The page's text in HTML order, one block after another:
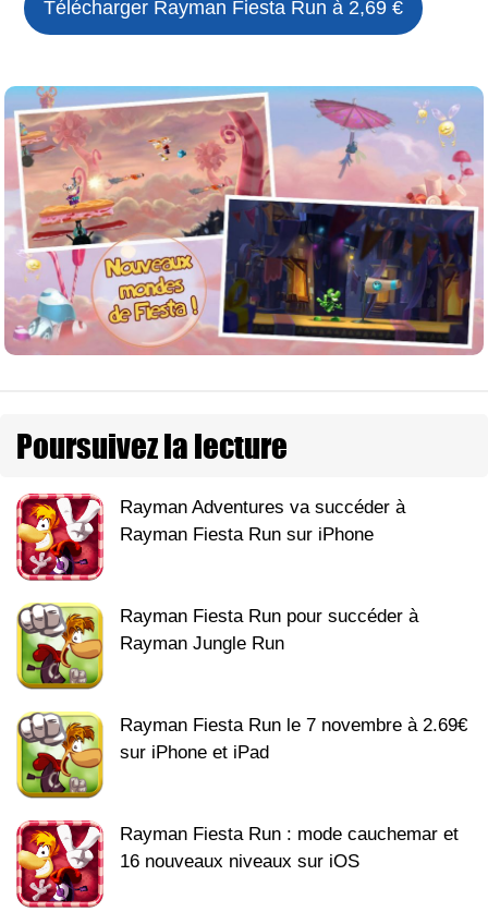
Télécharger Rayman Fiesta Run à 2,69 €
Poursuivez la lecture
Rayman Adventures va succéder à
Rayman Fiesta Run sur iPhone
Rayman Fiesta Run pour succéder à
Rayman Jungle Run
Rayman Fiesta Run le 7 novembre à 2.69€
sur iPhone et iPad
Rayman Fiesta Run : mode cauchemar et
16 nouveaux niveaux sur iOS